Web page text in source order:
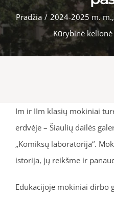
Pradžia / 2024-2025 m. m.,
Kūrybinė
Im ir IIm klasių mokiniai
erdvėje – Šiaulių dailės
„Komiksų laboratorija“.
istorija, jų reikšme ir
Edukacijoje mokiniai dirbo